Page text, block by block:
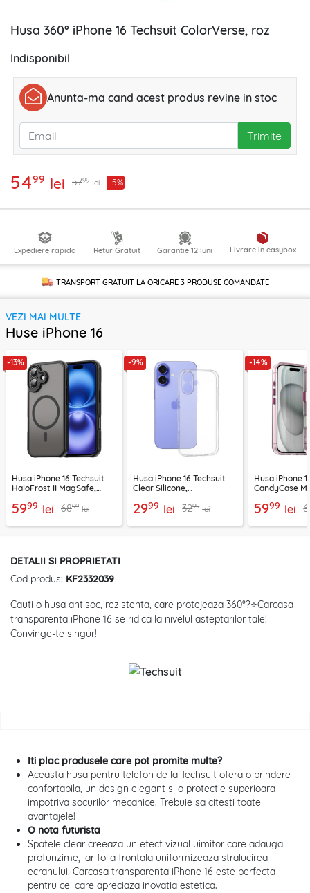
Husa 360° iPhone 16 Techsuit ColorVerse, roz
Indisponibil
Anunta-ma cand acest produs revine in stoc
Trimite
5499 lei 5799 lei -5%
Expediere rapida Retur Gratuit Garantie 12 luni Livrare in easybox
TRANSPORT GRATUIT LA ORICARE 3 PRODUSECOMANDATE
VEZI MAI MULTE
Huse iPhone 16
-13%
Husa iPhone 16 Techsuit
HaloFrost II MagSafe,
5999 lei 6899 lei
-9%
Husa iPhone 16 Techsuit
Clear Silicone,
2999 lei 3299 lei
-14%
Husa iPhone
CandyCase
5999 lei
DETALII SI PROPRIETATI
Cod produs: KF2332039
Cauti o husa antisoc, rezistenta, care protejeaza 360°?⭐Carcasa
transparenta iPhone 16 se ridica la nivelul asteptarilor tale!
Convinge-te singur!
Iti plac produsele care pot promite multe?
Aceasta husa pentru telefon de la Techsuit ofera o prindere
confortabila, un design elegant si o protectie superioara
impotriva socurilor mecanice. Trebuie sa citesti toate
avantajele!
O nota futurista
Spatele clear creeaza un efect vizual uimitor care adauga
profunzime, iar folia frontala uniformizeaza stralucirea
ecranului. Carcasa transparenta iPhone 16 este perfecta
pentru cei care apreciaza inovatia estetica.